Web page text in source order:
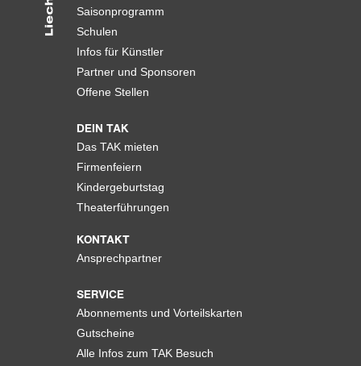
Saisonprogramm
Schulen
Infos für Künstler
Partner und Sponsoren
Offene Stellen
DEIN TAK
Das TAK mieten
Firmenfeiern
Kindergeburtstag
Theaterführungen
KONTAKT
Ansprechpartner
SERVICE
Abonnements und Vorteilskarten
Gutscheine
Alle Infos zum TAK Besuch